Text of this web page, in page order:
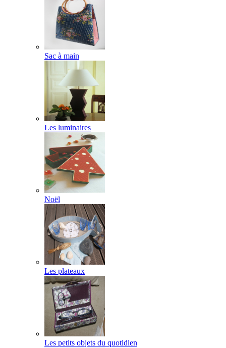
Sac à main
Les luminaires
Noël
Les plateaux
Les petits objets du quotidien